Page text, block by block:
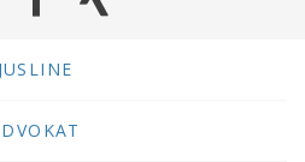
JUSLINE